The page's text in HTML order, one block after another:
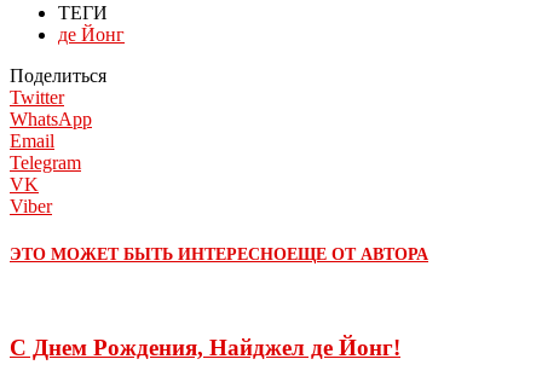
ТЕГИ
де Йонг
Поделиться
Twitter
WhatsApp
Email
Telegram
VK
Viber
ЭТО МОЖЕТ БЫТЬ ИНТЕРЕСНОЕЩЕ ОТ АВТОРА
С Днем Рождения, Найджел де Йонг!